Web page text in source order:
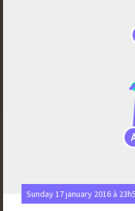
Sunday 17 january 2016 à